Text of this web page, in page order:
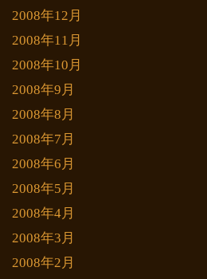
2008年12月
2008年11月
2008年10月
2008年9月
2008年8月
2008年7月
2008年6月
2008年5月
2008年4月
2008年3月
2008年2月